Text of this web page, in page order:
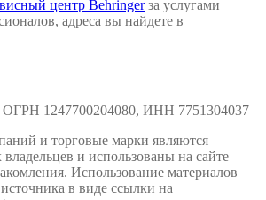
центр Behringerза услугами
адреса вы найдете в
1247700204080, ИНН 7751304037
и торговые марки являются
и использованы на сайте
Использование материалов
источника в виде ссылки на